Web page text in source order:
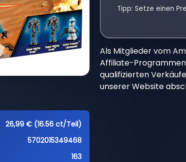
26,99 € (16.56 ct/Teil)
5702015349468
163
Tipp: Setze einen
Als Mitglieder vom
Affiliate-Programmen
qualifizierten
unserer Website